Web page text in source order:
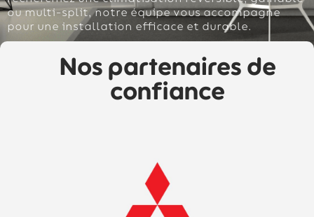
ou multi-split, notre équipe vous accompagne
pour une installation efficace et durable.
Nos partenaires de
confiance